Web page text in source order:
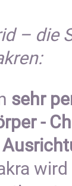
– die
sehr
-